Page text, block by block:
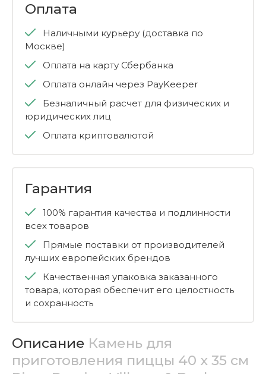
Оплата
Наличными курьеру (доставка по
Москве)
Оплата на карту Сбербанка
Оплата онлайн через PayKeeper
Безналичный расчет для физических и
юридических лиц
Оплата криптовалютой
Гарантия
100% гарантия качества и подлинности
всех товаров
Прямые поставки от производителей
лучших европейских брендов
Качественная упаковка заказанного
товара, которая обеспечит его целостность
и сохранность
Описание Камень для
приготовления пиццы 40 x 35 см